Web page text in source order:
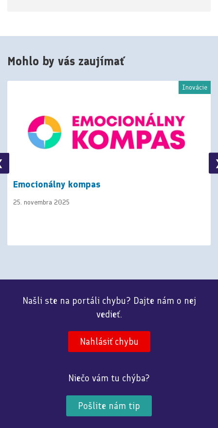
Mohlo by vás zaujímať
Inovácie
Emocionálny kompas
25. novembra 2025
Našli ste na portáli chybu? Dajte nám o nej
vedieť.
Nahlásiť chybu
Niečo vám tu chýba?
Pošlite nám tip